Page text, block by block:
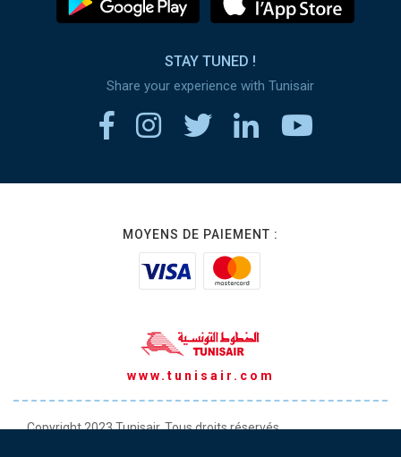
STAY TUNED !
Share your experience with Tunisair
MOYENS DE PAIEMENT :
www.tunisair.com
Copyright 2023 Tunisair. Tous droits réservés